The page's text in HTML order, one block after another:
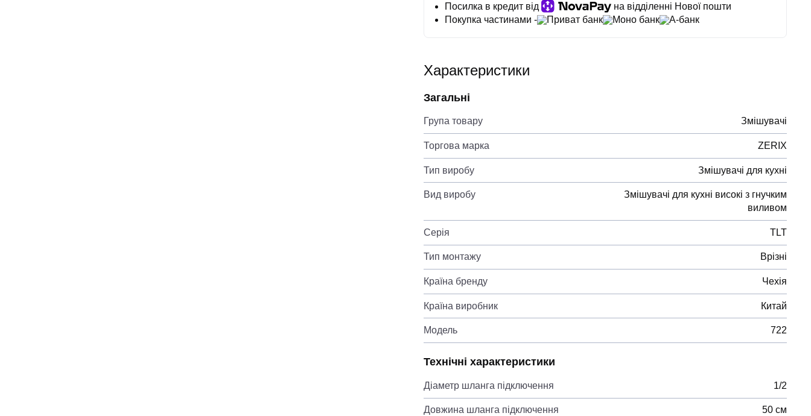
Посилка в кредит від
на відділенні Нової пошти
Покупка частинами -
Приват банк Моно банк А-банк
Характеристики
Загальні
Група товару Змішувачі
Торгова марка ZERIX
Тип виробу Змішувачі для кухні
Вид виробу
Змішувачі для кухні високі з гнучким
виливом
Серія TLT
Тип монтажу Врізні
Країна бренду Чехія
Країна виробник Китай
Модель 722
Технічні характеристики
Діаметр шланга підключення 1/2
Довжина шланга підключення 50 см